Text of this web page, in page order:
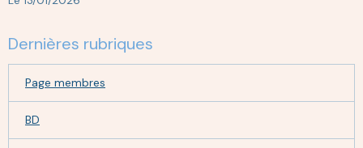
Dernières rubriques
Page membres
BD